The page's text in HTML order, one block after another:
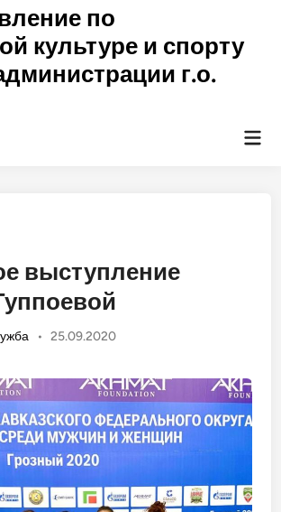
по
культуре и спорту
г.о.
выступление
• 25.09.2020